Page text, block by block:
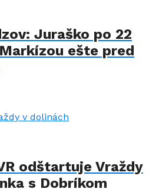
Juraško po 22
ešte pred
odštartuje Vraždy
s Dobríkom